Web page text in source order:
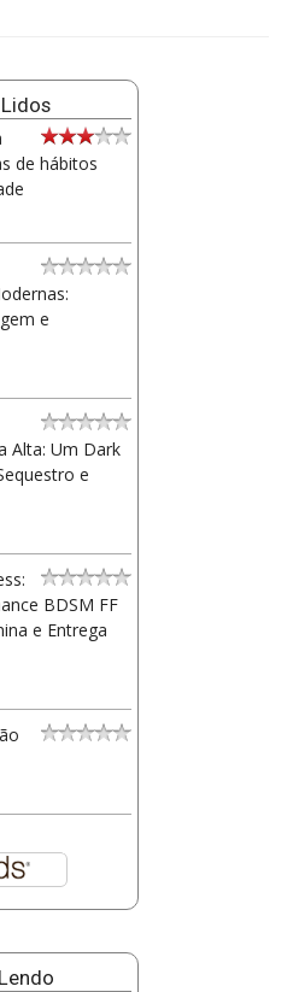
de hábitos
e
Alta: Um Dark
e
BDSM FF
e Entrega